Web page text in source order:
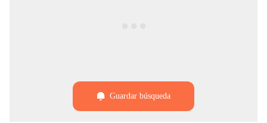
Guardar búsqueda